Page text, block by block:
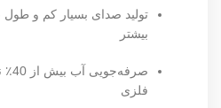
بیشتر
فلزی